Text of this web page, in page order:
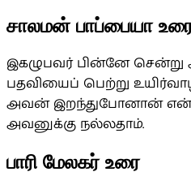
சாலமன் பாப்பையா
இகழுபவர் பின்னே
பதவியைப் பெற்று
அவன் இறந்துபோனான்
அவனுக்கு நல்லதாம்.
பாரி மேலகர் உரை